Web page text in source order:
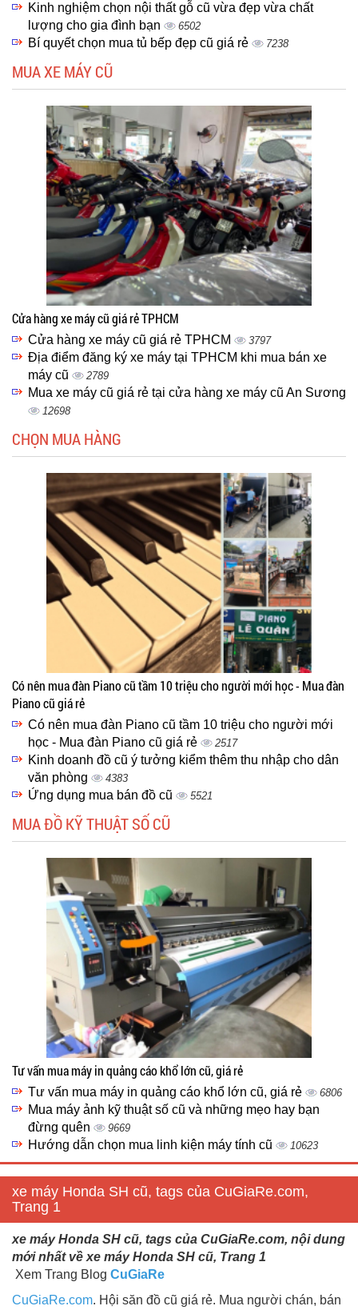
Kinh nghiệm chọn nội thất gỗ cũ vừa đẹp vừa chất
lượng cho gia đình bạn
6502
Bí quyết chọn mua tủ bếp đẹp cũ giá rẻ 7238
MUA XE MÁY CŨ
Cửa hàng xe máy cũ giá rẻ TPHCM
Cửa hàng xe máy cũ giá rẻ TPHCM 3797
Địa điểm đăng ký xe máy tại TPHCM khi mua bán xe
máy cũ
2789
Mua xe máy cũ giá rẻ tại cửa hàng xe máy cũ An Sương
12698
CHỌN MUA HÀNG
Có nên mua đàn Piano cũ tầm 10 triệu cho người mới học - Mua đàn
Piano cũ giá rẻ
Có nên mua đàn Piano cũ tầm 10 triệu cho người mới
học - Mua đàn Piano cũ giá rẻ
2517
Kinh doanh đồ cũ ý tưởng kiểm thêm thu nhập cho dân
văn phòng
4383
Ứng dụng mua bán đồ cũ 5521
MUA ĐỒ KỸ THUẬT SỐ CŨ
Tư vấn mua máy in quảng cáo khổ lớn cũ, giá rẻ
Tư vấn mua máy in quảng cáo khổ lớn cũ, giá rẻ 6806
Mua máy ảnh kỹ thuật số cũ và những mẹo hay bạn
đừng quên
9669
Hướng dẫn chọn mua linh kiện máy tính cũ 10623
xe máy Honda SH cũ, tags của CuGiaRe.com,
Trang 1
xe máy Honda SH cũ, tags của CuGiaRe.com, nội dung
mới nhất về xe máy Honda SH cũ, Trang 1
Xem Trang Blog CuGiaRe
CuGiaRe.com. Hội săn đồ cũ giá rẻ. Mua người chán, bán